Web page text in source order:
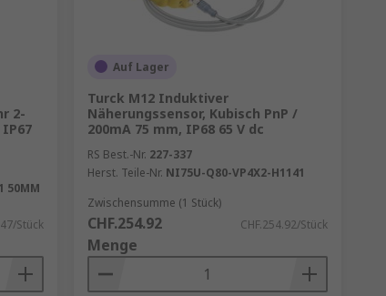
2-
50MM
Stück
Auf Lager
Turck M12 Induktiver
Näherungssensor, Kubisch PnP /
200mA 75 mm, IP68 65 V dc
RS Best.-Nr. 227-337
Herst. Teile-Nr. NI75U-Q80-VP4X2-H1141
Zwischensumme (1 Stück)
CHF.254.92 CHF.254.92/Stück
Menge